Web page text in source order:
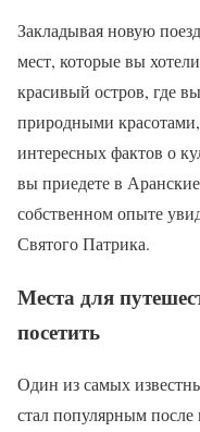
Закладывая новую
мест, которые вы
красивый остров, где
природными
интересных фактов о
вы приедете в
собственном опыте
Святого Патрика.
Места для
посетить
Один из самых
стал популярным